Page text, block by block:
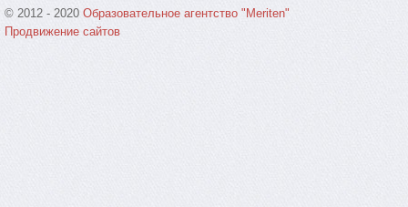
© 2012 - 2020 Образовательное агентство "Meriten"
Продвижение сайтов